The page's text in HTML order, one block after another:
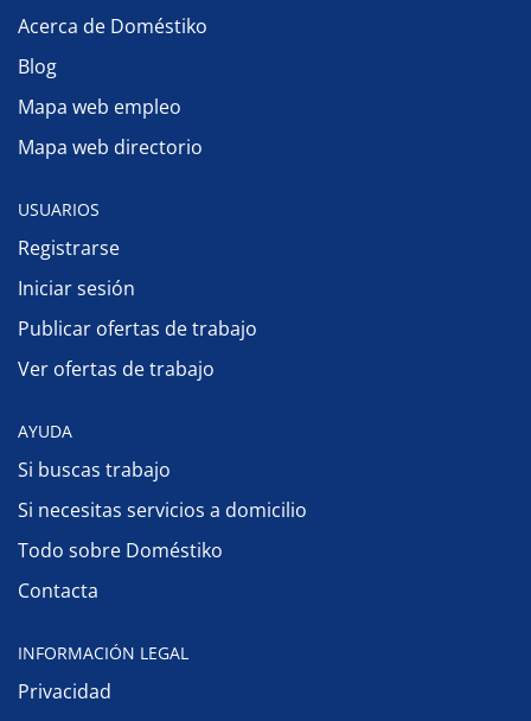
Acerca de Doméstiko
Blog
Mapa web empleo
Mapa web directorio
USUARIOS
Registrarse
Iniciar sesión
Publicar ofertas de trabajo
Ver ofertas de trabajo
AYUDA
Si buscas trabajo
Si necesitas servicios a domicilio
Todo sobre Doméstiko
Contacta
INFORMACIÓN LEGAL
Privacidad